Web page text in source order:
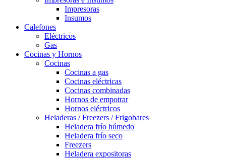
Impresoras
Insumos
Calefones
Eléctricos
Gas
Cocinas y Hornos
Cocinas
Cocinas a gas
Cocinas eléctricas
Cocinas combinadas
Hornos de empotrar
Hornos eléctricos
Heladeras / Freezers / Frigobares
Heladera frío húmedo
Heladera frío seco
Freezers
Heladera expositoras